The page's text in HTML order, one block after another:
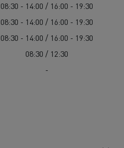
08:30 - 14:00 / 16:00 - 19:30
08:30 - 14:00 / 16:00 - 19:30
08:30 - 14:00 / 16:00 - 19:30
08:30 / 12:30
-